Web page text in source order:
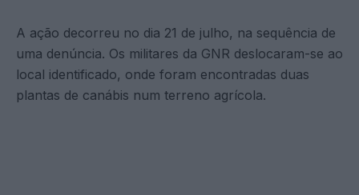
A ação decorreu no dia 21 de julho, na sequência de
uma denúncia. Os militares da GNR deslocaram-se ao
local identificado, onde foram encontradas duas
plantas de canábis num terreno agrícola.